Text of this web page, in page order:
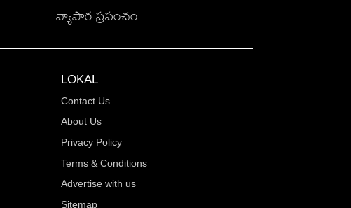
వ్యాపార ప్రపంచం
LOKAL
Contact Us
About Us
Privacy Policy
Terms & Conditions
Advertise with us
Sitemap